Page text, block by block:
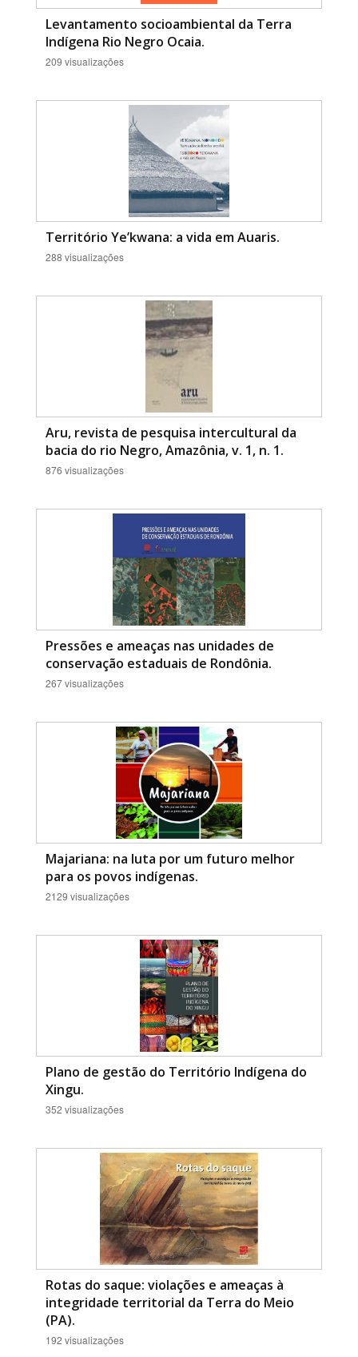
Levantamento socioambiental da Terra
Indígena Rio Negro Ocaia.
209 visualizações
Território Ye’kwana: a vida em Auaris.
288 visualizações
Aru, revista de pesquisa intercultural da
bacia do rio Negro, Amazônia, v. 1, n. 1.
876 visualizações
Pressões e ameaças nas unidades de
conservação estaduais de Rondônia.
267 visualizações
Majariana: na luta por um futuro melhor
para os povos indígenas.
2129 visualizações
Plano de gestão do Território Indígena do
Xingu.
352 visualizações
Rotas do saque: violações e ameaças à
integridade territorial da Terra do Meio
(PA).
192 visualizações